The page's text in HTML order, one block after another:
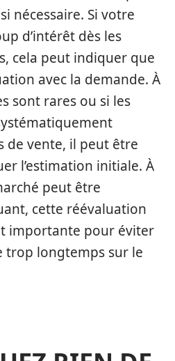
nécessaire. Si votre
d’intérêt dès les
cela peut indiquer que
avec la demande. À
sont rares ou si les
de vente, il peut être
l’estimation initiale. À
peut être
cette réévaluation
importante pour éviter
trop longtemps sur le